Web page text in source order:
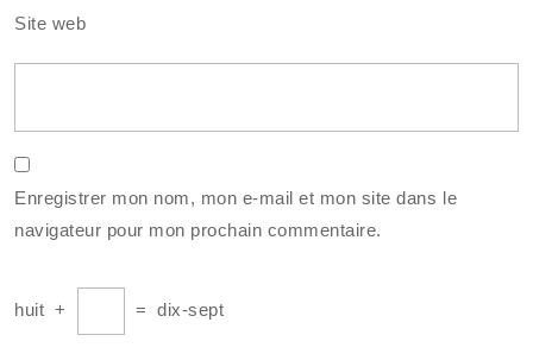
Site web
Enregistrer mon nom, mon e-mail et mon site dans le
navigateur pour mon prochain commentaire.
huit + = dix-sept